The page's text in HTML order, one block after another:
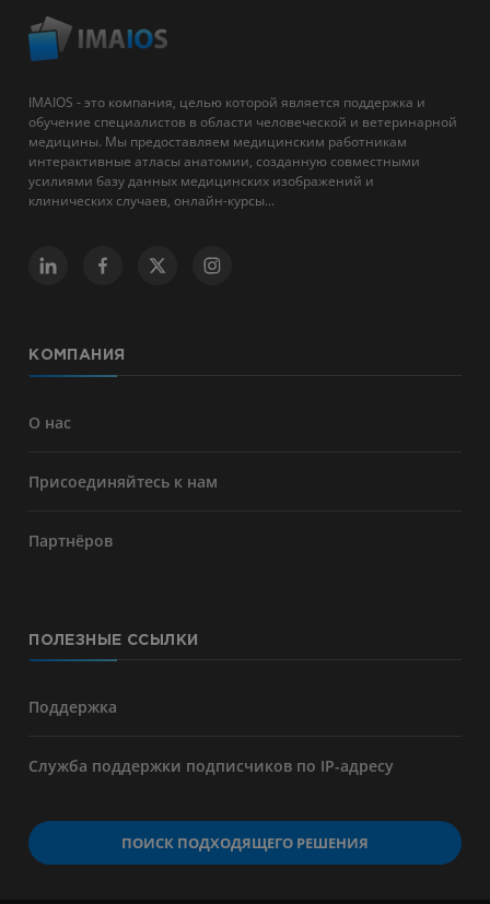
IMAIOS - это компания, целью которой является поддержка и
обучение специалистов в области человеческой и ветеринарной
медицины. Мы предоставляем медицинским работникам
интерактивные атласы анатомии, созданную совместными
усилиями базу данных медицинских изображений и
клинических случаев, онлайн-курсы...
КОМПАНИЯ
О нас
Присоединяйтесь к нам
Партнёров
ПОЛЕЗНЫЕ ССЫЛКИ
Поддержка
Служба поддержки подписчиков по IP-адресу
ПОИСК ПОДХОДЯЩЕГО РЕШЕНИЯ